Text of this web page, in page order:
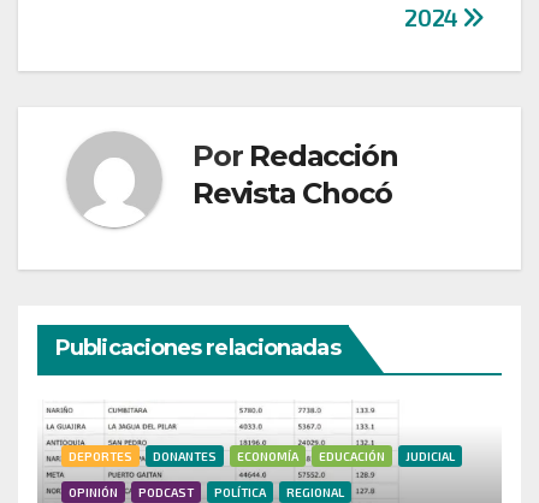
2024
Por Redacción
Revista Chocó
Publicaciones relacionadas
DEPORTES DONANTES ECONOMÍA EDUCACIÓN JUDICIAL
OPINIÓN PODCAST POLÍTICA REGIONAL